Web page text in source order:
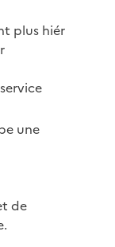
plus hiér
une
de